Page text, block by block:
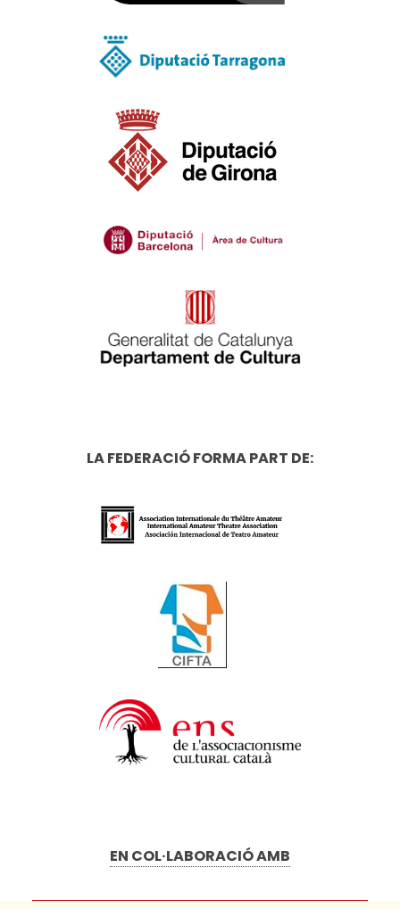
LA FEDERACIÓ FORMA PART DE:
EN COL·LABORACIÓ AMB